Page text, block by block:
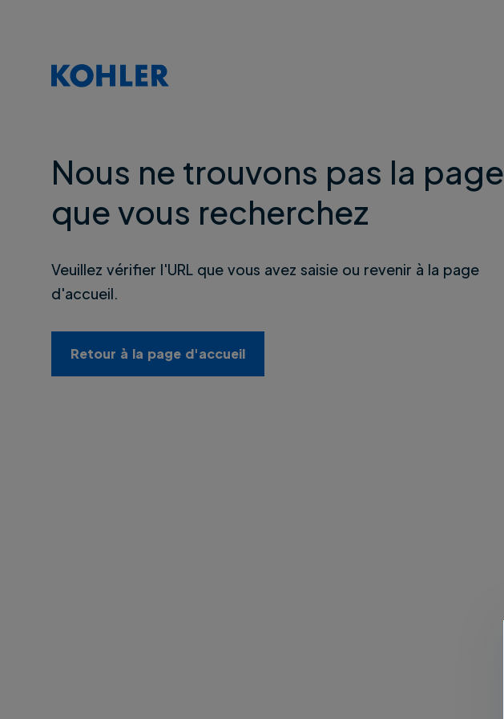
Nous ne trouvons pas la page
que vous recherchez
Veuillez vérifier l'URL que vous avez saisie ou revenir à la page
d'accueil.
Retour à la page d'accueil